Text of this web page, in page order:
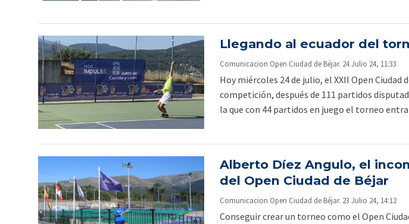
Llegando al ecuador del
Comunicacion Open Ciudad de Béjar. 24 Julio 24, 11:33
Hoy miércoles 24 de julio, el XXII Open Ciudad
competición, después de 111 partidos
la que con 44 partidos en juego el torneo
Alberto Díez Angulo, el
del Open Ciudad de Béjar
Comunicacion Open Ciudad de Béjar. 23 Julio 24, 14:12
Conseguir crear un torneo como el Open